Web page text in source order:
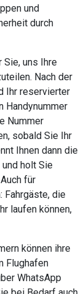
und
durch
uns Ihre
Nach der
Ihr reservierter
Handynummer
Nummer
sobald Sie Ihr
Ihnen dann die
holt Sie
für
Fahrgäste, die
laufen können,
können ihre
Flughafen
WhatsApp